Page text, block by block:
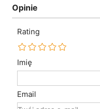
Opinie
Rating
Imię
Email